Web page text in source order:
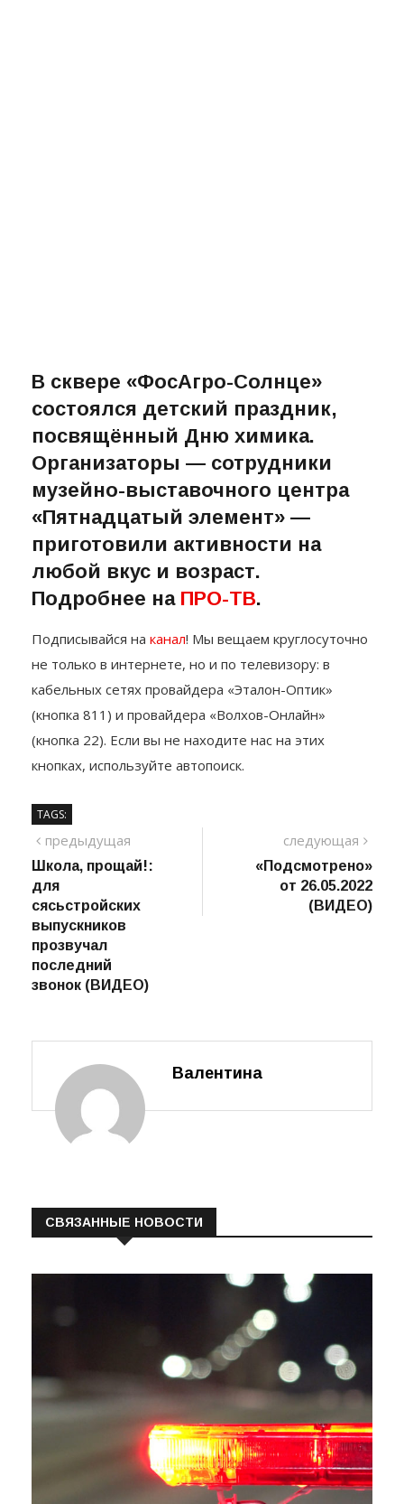
В сквере «ФосАгро-Солнце»
состоялся детский праздник,
посвящённый Дню химика.
Организаторы — сотрудники
музейно-выставочного центра
«Пятнадцатый элемент» —
приготовили активности на
любой вкус и возраст.
Подробнее на ПРО-ТВ.
Подписывайся на канал! Мы вещаем круглосуточно
не только в интернете, но и по телевизору: в
кабельных сетях провайдера «Эталон-Оптик»
(кнопка 811) и провайдера «Волхов-Онлайн»
(кнопка 22). Если вы не находите нас на этих
кнопках, используйте автопоиск.
TAGS:
Навигация
по
записям
предыдущая
Школа, прощай!:
для
сясьстройских
выпускников
прозвучал
последний
звонок (ВИДЕО)
следующая
пост
«Подсмотрено»
от 26.05.2022
(ВИДЕО)
Валентина
СВЯЗАННЫЕ НОВОСТИ